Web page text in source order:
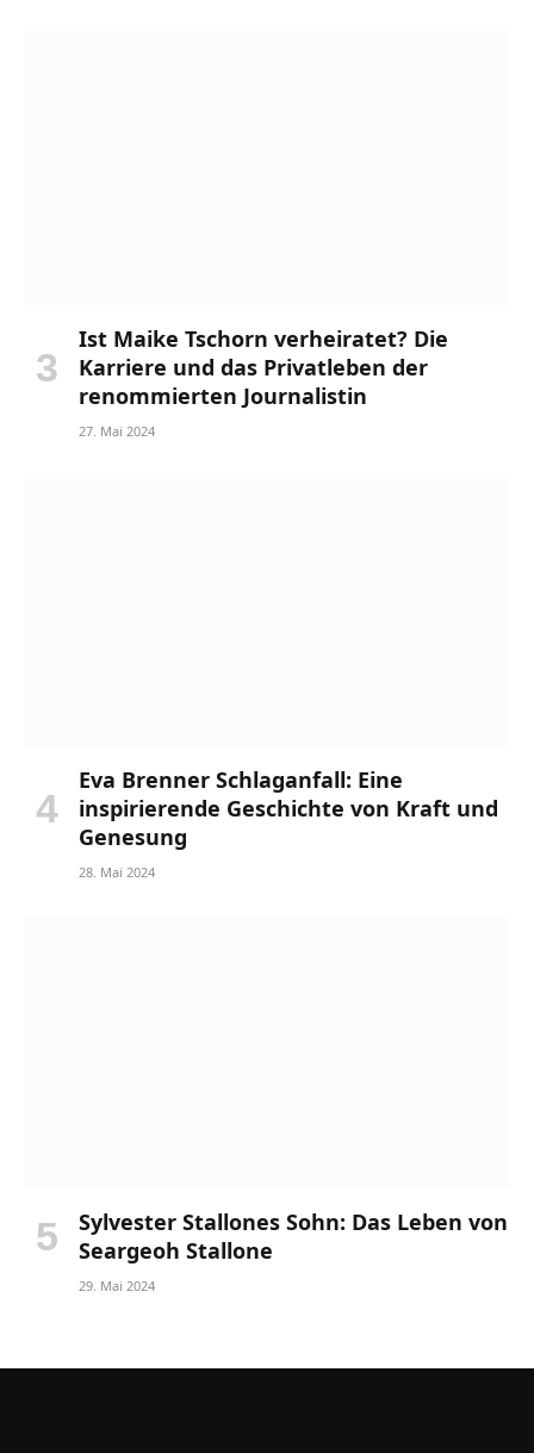
Ist Maike Tschorn verheiratet? Die
Karriere und das Privatleben der
renommierten Journalistin
27. Mai 2024
Eva Brenner Schlaganfall: Eine
inspirierende Geschichte von Kraft und
Genesung
28. Mai 2024
Sylvester Stallones Sohn: Das Leben von
Seargeoh Stallone
29. Mai 2024